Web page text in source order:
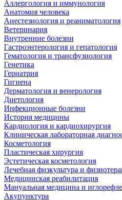
Аллергология и иммунология
Анатомия человека
Анестезиология и реаниматология
Ветеринария
Внутренние болезни
Гастроэнтерология и гепатология
Гематология и трансфузиология
Генетика
Гериатрия
Гигиена
Дерматология и венерология
Диетология
Инфекционные болезни
История медицины
Кардиология и кардиохирургия
Клиническая лабораторная
Косметология
Пластическая хирургия
Эстетическая косметология
Лечебная физкультура и
Медицинская реабилитация
Мануальная медицина и
Акупунктура